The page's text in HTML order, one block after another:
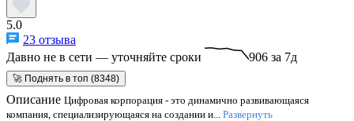
5.0
23 отзыва
Давно не в сети — уточняйте сроки
906 за 7д
🚀 Поднять в топ (8348)
Описание Цифровая корпорация - это динамично развивающаяся
компания, специализирующаяся на создании и...
Развернуть